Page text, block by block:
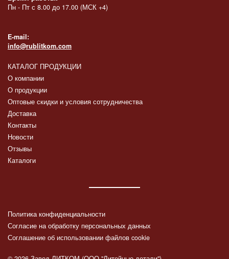
Пн - Пт с 8.00 до 17.00 (МСК +4)
E-mail:
info@rublitkom.com
КАТАЛОГ ПРОДУКЦИИ
О компании
О продукции
Оптовые скидки и условия сотрудничества
Доставка
Контакты
Новости
Отзывы
Каталоги
Политика конфиденциальности
Согласие на обработку персональных данных
Соглашение об использовании файлов cookie